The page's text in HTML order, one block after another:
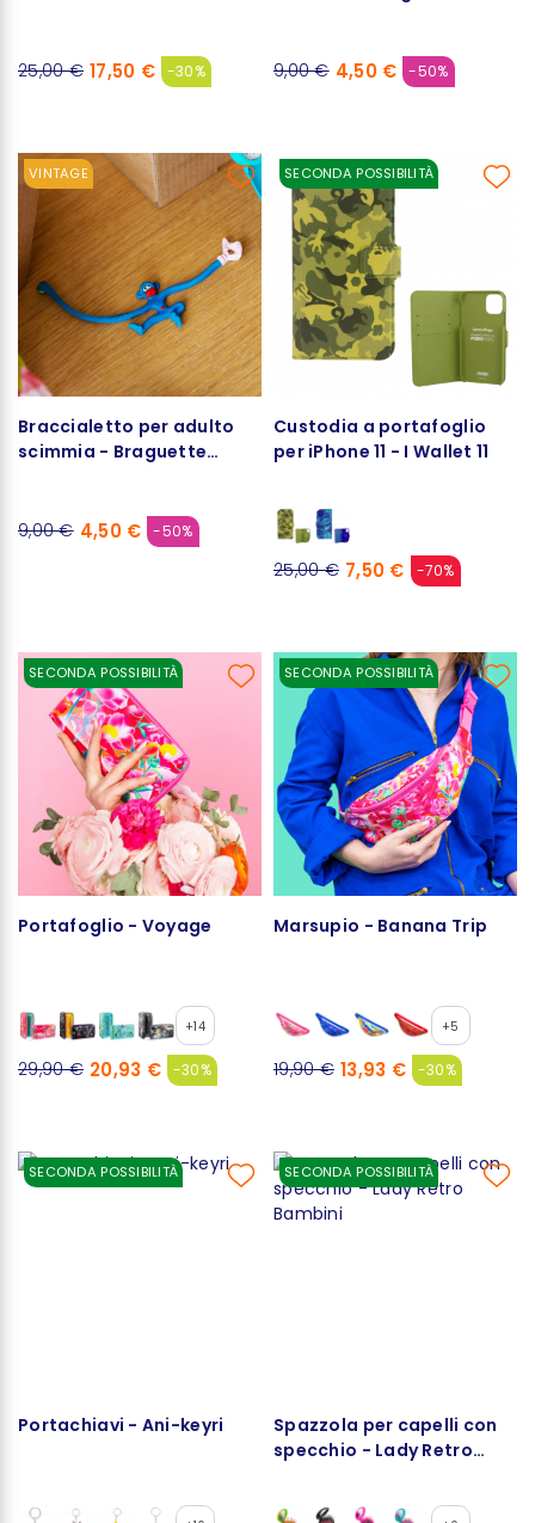
25,00 € 17,50 € -30% 9,00 € 4,50 € -50%
VINTAGE
Braccialetto per adulto
scimmia - Braguette
9,00 € 4,50 € -50%
SECONDA POSSIBILITÀ
Custodia a portafoglio
per iPhone 11 - I Wallet 11
25,00 € 7,50 € -70%
SECONDA POSSIBILITÀ
Portafoglio - Voyage
+14
29,90 € 20,93 € -30%
SECONDA POSSIBILITÀ
Marsupio - Banana Trip
+5
19,90 € 13,93 € -30%
SECONDA POSSIBILITÀ
Portachiavi - Ani-keyri
SECONDA POSSIBILITÀ
Spazzola per capelli con
specchio - Lady Retro